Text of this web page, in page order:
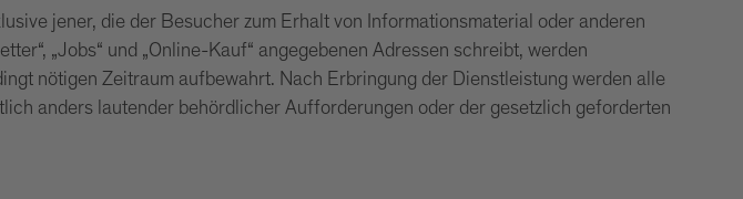
jener, die der Besucher zum Erhalt von Informationsmaterial oder anderen
„Jobs“ und „Online-Kauf“ angegebenen Adressen schreibt, werden
nötigen Zeitraum aufbewahrt. Nach Erbringung der Dienstleistung werden alle
anders lautender behördlicher Aufforderungen oder der gesetzlich geforderten